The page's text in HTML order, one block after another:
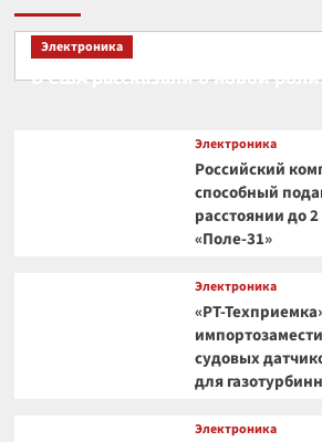
Электроника
В США рассказали о новой
Электроника
Российский
способный
расстоянии до
«Поле-31»
Электроника
«РТ-
судовых
для
Электроника